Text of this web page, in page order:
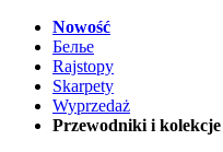
Nowość
Белье
Rajstopy
Skarpety
Wyprzedaż
Przewodniki i kolekcje